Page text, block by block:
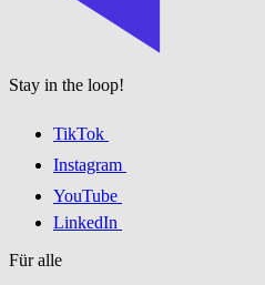
Stay in the loop!
TikTok
Instagram
YouTube
LinkedIn
Für alle